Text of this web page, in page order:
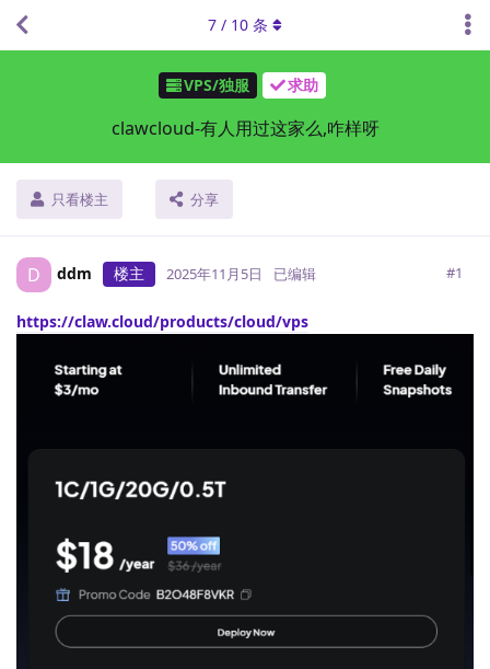
VPS/独服 求助
clawcloud-有人用过这家么,咋样呀
只看楼主 分享
7 / 10 条
D ddm 楼主 2025年11月5日 已编辑 #1
https://claw.cloud/products/cloud/vps